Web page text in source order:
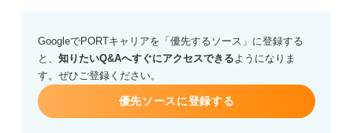
また、企業研究を進める中で、自分の軸と照らし合わせ
たり、企業への理解を深めたりするためには、どのよう
なことに意識して取り組むべきでしょうか？ 企業研究を
効果的に進めるためのアドバイスをお願いします。
GoogleでPORTキャリアを「優先するソース」に登録する
と、 知りたいQ&Aへすぐにアクセスできるようになりま
す。ぜひご登録ください。
優先ソースに登録する